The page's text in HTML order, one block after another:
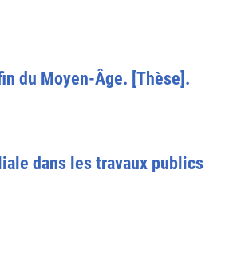
du Moyen-Âge. [Thèse].
dans les travaux publics